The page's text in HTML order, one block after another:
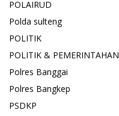
POLAIRUD
Polda sulteng
POLITIK
POLITIK & PEMERINTAHAN
Polres Banggai
Polres Bangkep
PSDKP